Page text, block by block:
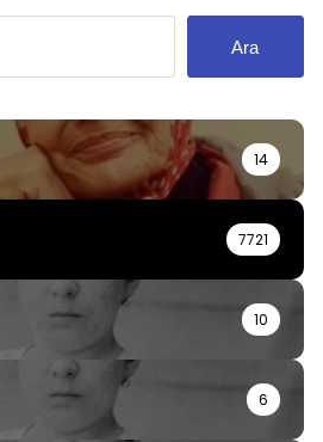
Ara
14
7721
10
6